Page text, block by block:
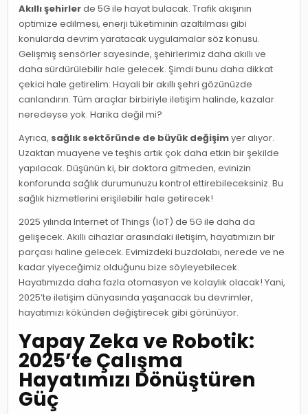
Akıllı şehirlerde 5G ile hayat bulacak. Trafik akışının
optimize edilmesi, enerji tüketiminin azaltılması gibi
konularda devrim yaratacak uygulamalar söz konusu.
Gelişmiş sensörler sayesinde, şehirlerimiz daha akıllı ve
daha sürdürülebilir hale gelecek. Şimdi bunu daha dikkat
çekici hale getirelim: Hayali bir akıllı şehri gözünüzde
canlandırın. Tüm araçlar birbiriyle iletişim halinde, kazalar
neredeyse yok. Harika değil mi?
Ayrıca, sağlık sektöründe de büyük değişimyer alıyor.
Uzaktan muayene ve teşhis artık çok daha etkin bir şekilde
yapılacak. Düşünün ki, bir doktora gitmeden, evinizin
konforunda sağlık durumunuzu kontrol ettirebileceksiniz. Bu
sağlık hizmetlerini erişilebilir hale getirecek!
2025 yılında Internet of Things (IoT) de 5G ile daha da
gelişecek. Akıllı cihazlar arasındaki iletişim, hayatımızın bir
parçası haline gelecek. Evimizdeki buzdolabı, nerede ve ne
kadar yiyeceğimiz olduğunu bize söyleyebilecek.
Hayatımızda daha fazla otomasyon ve kolaylık olacak! Yani,
2025’te iletişim dünyasında yaşanacak bu devrimler,
hayatımızı kökünden değiştirecek gibi görünüyor.
Yapay Zeka ve Robotik:
2025’te Çalışma
Hayatımızı Dönüştüren
Güç